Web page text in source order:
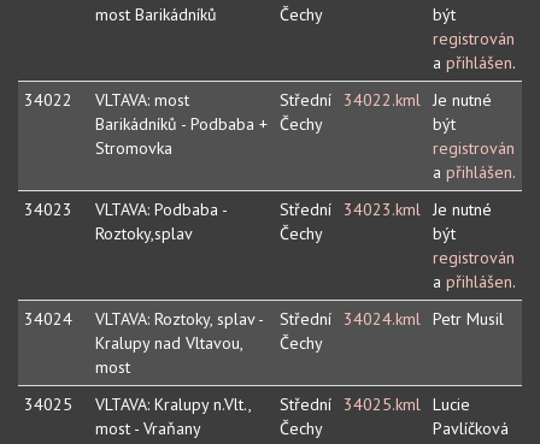
most Barikádníků
Čechy
být
registrován
a přihlášen.
34022
VLTAVA: most
Barikádníků - Podbaba +
Stromovka
Střední
Čechy
34022.kml Je nutné
být
registrován
a přihlášen.
34023
VLTAVA: Podbaba -
Roztoky,splav
Střední
Čechy
34023.kml Je nutné
být
registrován
a přihlášen.
34024
VLTAVA: Roztoky, splav -
Kralupy nad Vltavou,
most
Střední
Čechy
34024.kml Petr Musil
34025
VLTAVA: Kralupy n.Vlt.,
most - Vraňany
Střední
Čechy
34025.kml Lucie
Pavlíčková